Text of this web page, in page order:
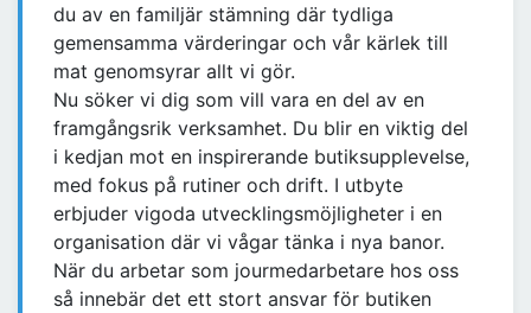
du av en familjär stämning där tydliga
gemensamma värderingar och vår kärlek till
mat genomsyrar allt vi gör.
Nu söker vi dig som vill vara en del av en
framgångsrik verksamhet. Du blir en viktig del
i kedjan mot en inspirerande butiksupplevelse,
med fokus på rutiner och drift. I utbyte
erbjuder vigoda utvecklingsmöjligheter i en
organisation där vi vågar tänka i nya banor.
När du arbetar som jourmedarbetare hos oss
så innebär det ett stort ansvar för butiken